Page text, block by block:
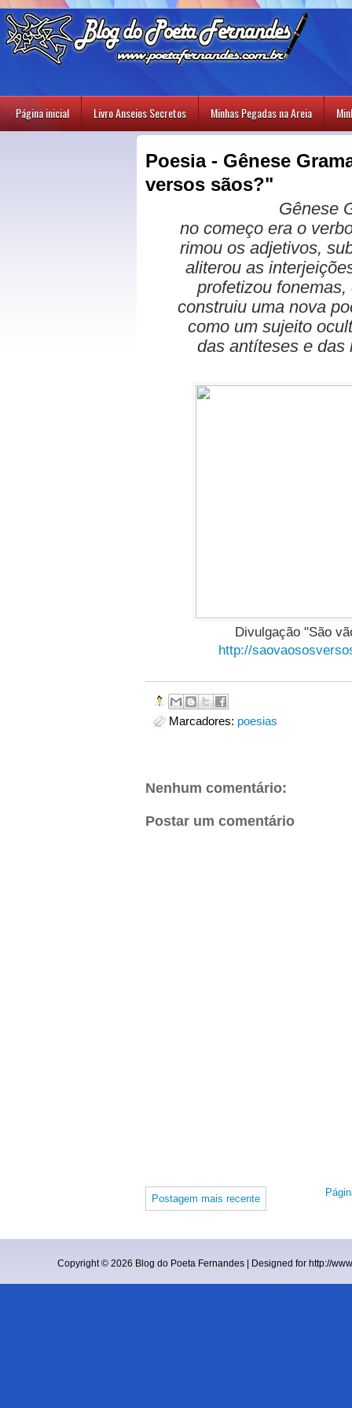
Página inicial Livro Anseios Secretos Minhas Pegadas na Areia
Poesia - Gênese
versos sãos?"
Gênese
no começo era o
rimou os adjetivos,
aliterou as
profetizou
construiu uma nova
como um sujeito
das antíteses e das
Divulgação "São
http://
Marcadores: poesias
Nenhum comentário:
Postar um comentário
Postagem mais recente
Copyright © 2026 Blog do Poeta Fernandes | Designed for http://